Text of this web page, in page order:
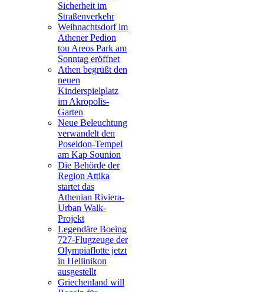
Sicherheit im
Straßenverkehr
Weihnachtsdorf im
Athener Pedion
tou Areos Park am
Sonntag eröffnet
Athen begrüßt den
neuen
Kinderspielplatz
im Akropolis-
Garten
Neue Beleuchtung
verwandelt den
Poseidon-Tempel
am Kap Sounion
Die Behörde der
Region Attika
startet das
Athenian Riviera-
Urban Walk-
Projekt
Legendäre Boeing
727-Flugzeuge der
Olympiaflotte jetzt
in Hellinikon
ausgestellt
Griechenland will